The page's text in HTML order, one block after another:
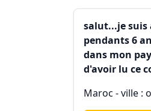
salut...je suis
pendants 6
dans mon
d'avoir lu ce
Maroc - ville :